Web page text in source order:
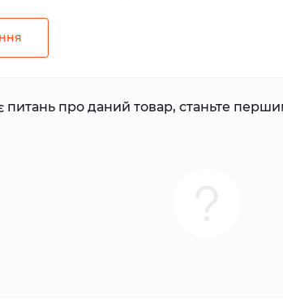
питань про даний товар, станьте